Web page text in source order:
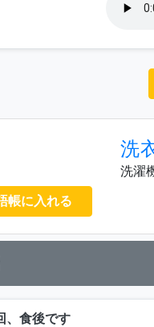
帳に入れる
洗
洗濯
、食後です